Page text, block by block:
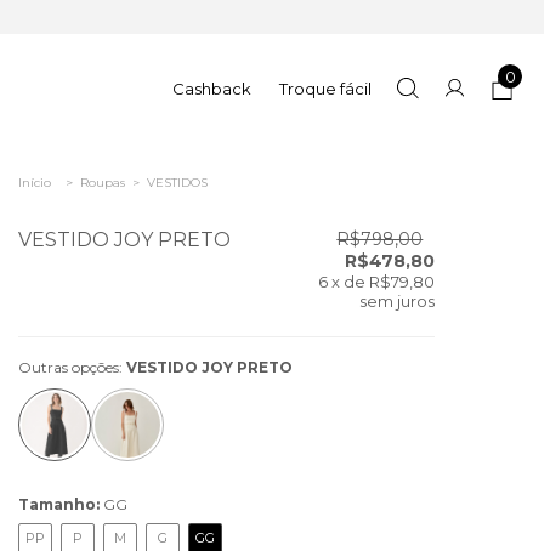
Cashback Troque fácil
0
Início > Roupas > VESTIDOS
VESTIDO JOY PRETO
R$798,00
R$478,80
6 x de R$79,80
sem juros
Outras opções: VESTIDO JOY PRETO
Tamanho: GG
PP P M G GG